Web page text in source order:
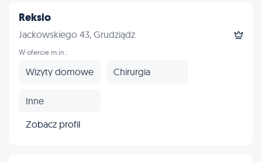
Reksio
Jackowskiego 43, Grudziądz
W ofercie m.in.:
Wizyty domowe Chirurgia
Inne
Zobacz profil